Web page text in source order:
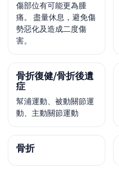
傷部位有可能更為腫
痛。 盡量休息，避免傷
勢惡化及造成二度傷
害。
骨折復健/骨折後遺
症
幫浦運動、被動關節運
動、主動關節運動
骨折